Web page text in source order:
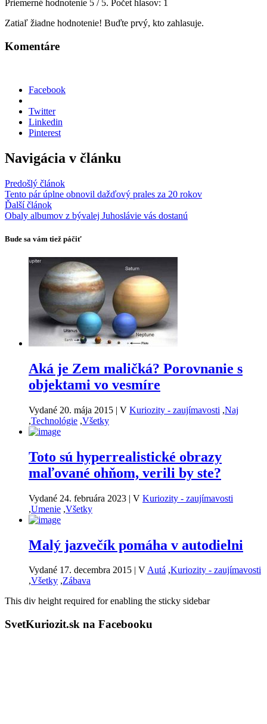
Priemerné hodnotenie 5 / 5. Počet hlasov: 1
Zatiaľ žiadne hodnotenie! Buďte prvý, kto zahlasuje.
Komentáre
Facebook
Twitter
Linkedin
Pinterest
Navigácia v článku
Predošlý článok
Tento pár úplne obnovil dažďový prales za 20 rokov
Ďalší článok
Obaly albumov z bývalej Juhoslávie vás dostanú
Bude sa vám tiež páčiť
Aká je Zem maličká? Porovnanie s
objektami vo vesmíre
Vydané 20. mája 2015 | V Kuriozity - zaujímavosti ,Naj
,Technológie ,Všetky
Toto sú hyperrealistické obrazy
maľované ohňom, verili by ste?
Vydané 24. februára 2023 | V Kuriozity - zaujímavosti
,Umenie ,Všetky
Malý jazvečík pomáha v autodielni
Vydané 17. decembra 2015 VAutá ,Kuriozity - zaujímavosti
,Všetky ,Zábava
This div height required for enabling the sticky sidebar
SvetKuriozit.sk na Facebooku